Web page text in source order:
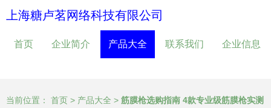
上海糖卢茗网络科技有限公司
首页 企业简介 产品大全 联系我们 企业信息
当前位置： 首页 > 产品大全 > 筋膜枪选购指南 4款专业级筋膜枪实测